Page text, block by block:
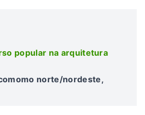
popular na arquitetura
norte/nordeste,